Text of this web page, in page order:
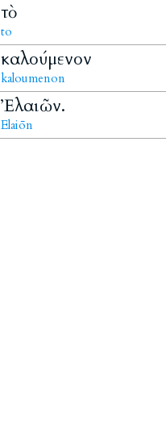
τὸ
to
καλούμενον
kaloumenon
Ἐλαιῶν.
Elaiōn